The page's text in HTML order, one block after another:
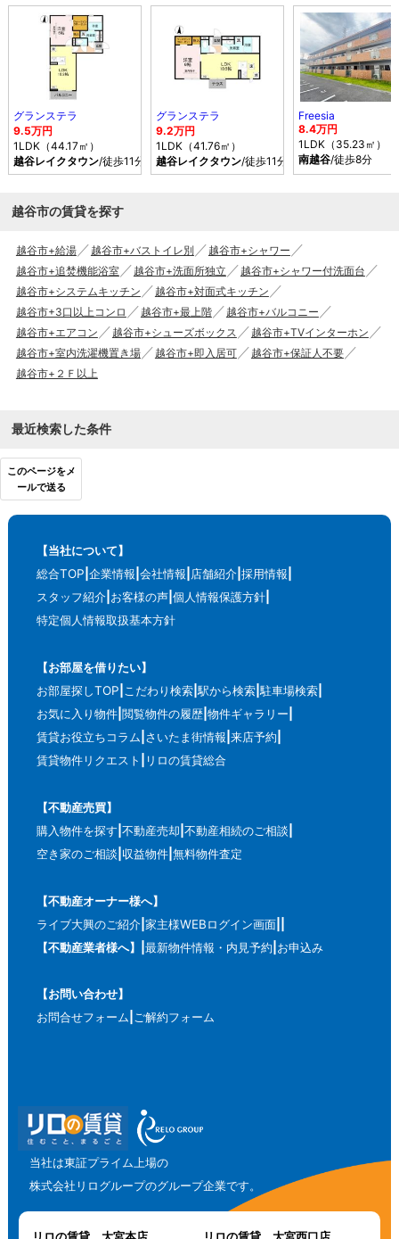
グランステラ
9.5万円
1LDK（44.17㎡）
越谷レイクタウン/徒歩11分
グランステラ
9.2万円
1LDK（41.76㎡）
越谷レイクタウン/徒歩11分
Freesia
8.4万円
1LDK（35.23㎡）
南越谷/徒歩8分
越谷市の賃貸を探す
越谷市+給湯 越谷市+バストイレ別
越谷市+シャワー
越谷市+追焚機能浴室
越谷市+洗面所独立
越谷市+シャワー付洗面台
越谷市+システムキッチン
越谷市+対面式キッチン
越谷市+3口以上コンロ
越谷市+最上階
越谷市+バルコニー
越谷市+エアコン
越谷市+シューズボックス
越谷市+TVインターホン
越谷市+室内洗濯機置き場
越谷市+即入居可
越谷市+保証人不要
越谷市+２Ｆ以上
最近検索した条件
このページをメ
ールで送る
【当社について】
総合TOP 企業情報 会社情報 店舗紹介 採用情報
スタッフ紹介 お客様の声 個人情報保護方針
特定個人情報取扱基本方針
【お部屋を借りたい】
お部屋探しTOP こだわり検索 駅から検索 駐車場検索
お気に入り物件 閲覧物件の履歴 物件ギャラリー
賃貸お役立ちコラム さいたま街情報 来店予約
賃貸物件リクエスト
リロの賃貸総合
【不動産売買】
購入物件を探す 不動産売却 不動産相続のご相談
空き家のご相談 収益物件 無料物件査定
【不動産オーナー様へ】
ライブ大興のご紹介 家主様WEBログイン画面
【不動産業者様へ】
最新物件情報・内見予約 お申込み
【お問い合わせ】
お問合せフォーム ご解約フォーム
当社は東証プライム上場の
株式会社リログループのグループ企業です。